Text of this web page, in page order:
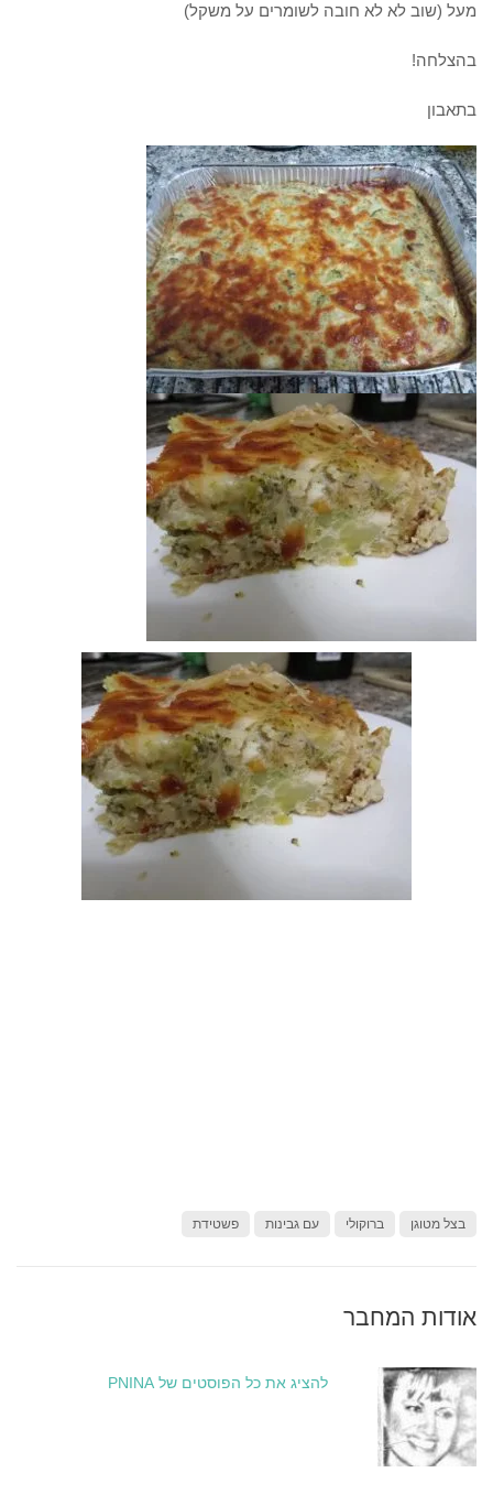
מעל (שוב לא לא חובה לשומרים על משקל)
בהצלחה!
בתאבון
בצל מטוגן ברוקולי עם גבינות פשטידת
אודות המחבר
להציג את כל הפוסטים של PNINA